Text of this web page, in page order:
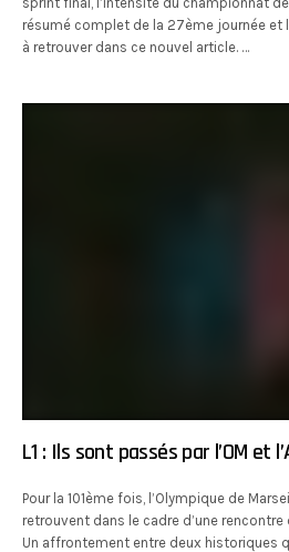
résumé complet de la 27ème journée
à retrouver dans ce nouvel article. …
L1 : Ils sont passés par l’OM et
Pour la 101ème fois, l’Olympique de
retrouvent dans le cadre d’une
Un affrontement entre deux historiques